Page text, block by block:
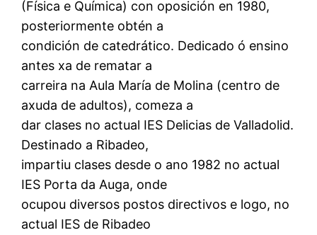
(Física e Química) con oposición en 1980,
posteriormente obtén a
condición de catedrático. Dedicado ó ensino
antes xa de rematar a
carreira na Aula María de Molina (centro de
axuda de adultos), comeza a
dar clases no actual IES Delicias de Valladolid.
Destinado a Ribadeo,
impartiu clases desde o ano 1982 no actual
IES Porta da Auga, onde
ocupou diversos postos directivos e logo, no
actual IES de Ribadeo